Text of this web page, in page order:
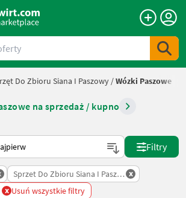
Do Zbioru Siana I Paszowy /Wózki Paszowe
na sprzedaż / kupno
Filtry
Sprzet Do Zbioru Siana I Paszowyx
x Usuń wszystkie filtry